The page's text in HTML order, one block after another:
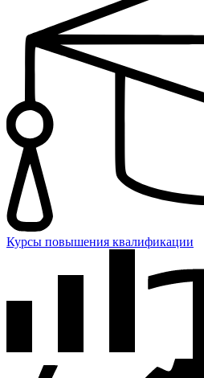
Курсы повышения квалификации